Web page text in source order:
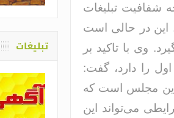
شفافیت تبلیغات
این در حالی است
وی با تاکید بر
را دارد، گفت:
این مجلس است که
می‌تواند این
تبلیغات